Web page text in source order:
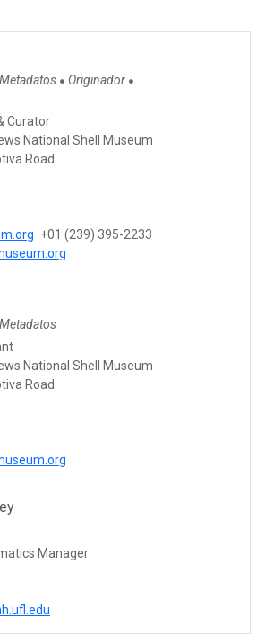
● Originador ●
Curator
National Shell Museum
Road
+01 (239) 395-2233
National Shell Museum
Road
Manager